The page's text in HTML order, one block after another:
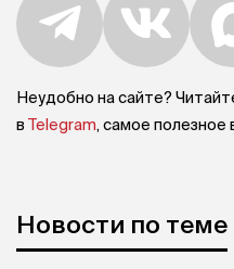
Неудобно на сайте?
в Telegram, самое полезное
Новости по теме